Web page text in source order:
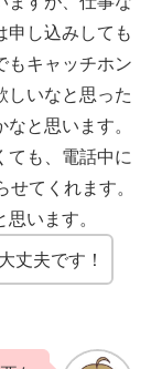
申し込みしても
もキャッチホン
しいなと思った
と思います。
ても、電話中に
てくれます。
います。
丈夫です！